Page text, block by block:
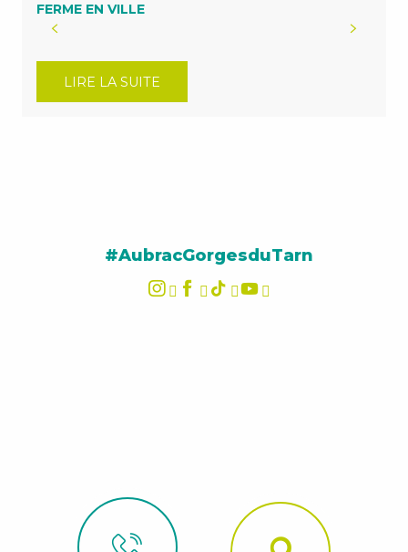
FERME EN VILLE
LIRE LA SUITE
#AubracGorgesduTarn